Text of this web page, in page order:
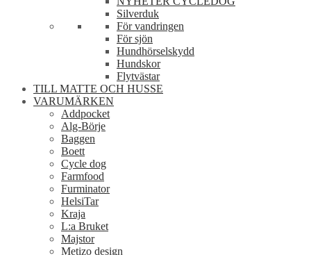
Silverduk
För vandringen
För sjön
Hundhörselskydd
Hundskor
Flytvästar
TILL MATTE OCH HUSSE
VARUMÄRKEN
Addpocket
Alg-Börje
Baggen
Boett
Cycle dog
Farmfood
Furminator
HelsiTar
Kraja
L:a Bruket
Majstor
Metizo design